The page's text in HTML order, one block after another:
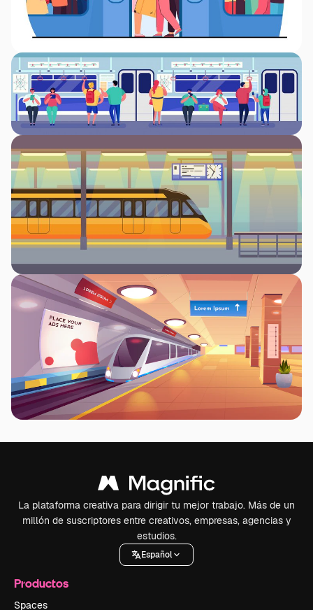
La plataforma creativa para dirigir tu mejor trabajo. Más de un
millón de suscriptores entre creativos, empresas, agencias y
estudios.
Español
Productos
Spaces